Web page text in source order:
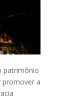
patrimônio
promover a